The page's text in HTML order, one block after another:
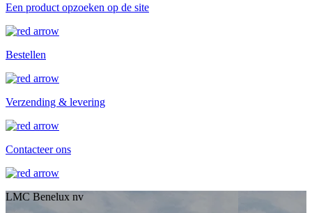
Een product opzoeken op de site
Bestellen
Verzending & levering
Contacteer ons
LMC Benelux nv